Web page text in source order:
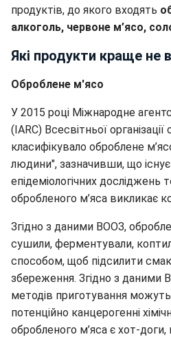
продуктів, до якого входять
алкоголь, червоне м’ясо,
Які продукти краще не
Оброблене м'ясо
У 2015 році Міжнародне
(IARC) Всесвітньої
класифікувало оброблене
людини", зазначивши, що
епідеміологічних
обробленого м’яса викликає
Згідно з даними ВООЗ,
сушили, ферментували,
способом, щоб підсилити
збереження. Згідно з даними
методів приготування
потенційно канцерогенні
обробленого м’яса є хот-